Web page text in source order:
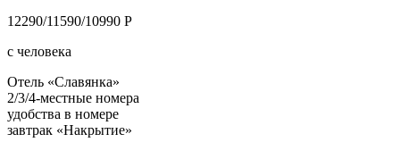
12290/11590/10990 Р
с человека
Отель «Славянка»
2/3/4-местные номера
удобства в номере
завтрак «Накрытие»